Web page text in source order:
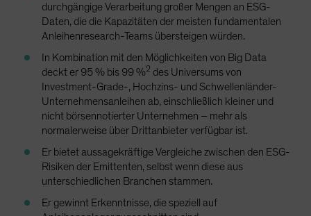
durchgängige Verarbeitung großer Mengen an ESG-
Daten, die die Kapazitäten der meisten fundamentalen
Anleihenresearch-Teams übersteigen würden.
In Kombination mit den Möglichkeiten von Big Data
deckt er 95 % bis 99 %2 des Universums von
Investment-Grade-, Hochzins- und Schwellenländer-
Unternehmensanleihen ab, einschließlich kleiner und
nicht börsennotierter Unternehmen – mehr als
normalerweise über Drittanbieter verfügbar ist.
Er bietet aussagekräftige Vergleiche zwischen den ESG-
Risiken der Emittenten, selbst wenn diese aus
unterschiedlichen Branchen stammen.
Er gewinnt Erkenntnisse, die speziell auf